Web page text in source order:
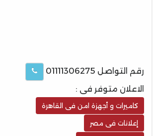
رقم التواصل 01111306275
الاعلان متوفر فى :
كاميرات و أجهزة امن فى القاهرة
إعلانات فى مصر